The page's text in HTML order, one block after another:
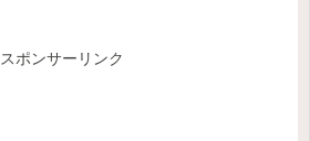
スポンサーリンク